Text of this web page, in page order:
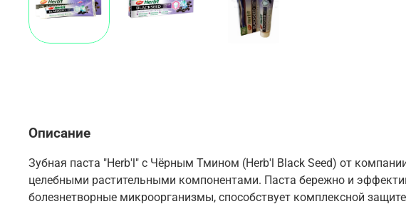
Описание
Зубная паста "Herb'l" с Чёрным Тмином (Herb'l Black Seed) от
целебными растительными компонентами. Паста бережно и
болезнетворные микроорганизмы, способствует комплексной